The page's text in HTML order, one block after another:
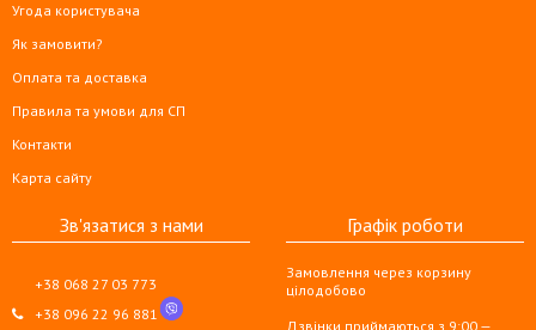
Угода користувача
Як замовити?
Оплата та доставка
Правила та умови для СП
Контакти
Карта сайту
Зв'язатися з нами
+38 068 27 03 773
+38 096 22 96 881
Графік роботи
Замовлення через корзину
цілодобово
Дзвінки приймаються з 9:00 —